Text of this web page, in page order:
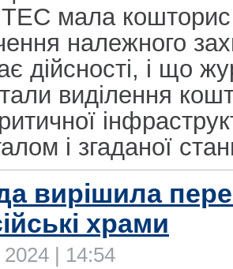
мала
належного
дійсності, і що
виділення
і згаданої
вирішила
храми
| 14:54